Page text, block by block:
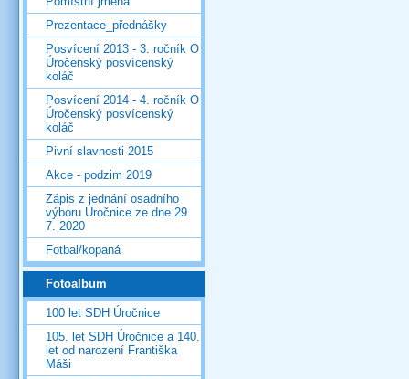
Prezentace_přednášky
Posvícení 2013 - 3. ročník O
Úročenský posvícenský
koláč
Posvícení 2014 - 4. ročník O
Úročenský posvícenský
koláč
Pivní slavnosti 2015
Akce - podzim 2019
Zápis z jednání osadního
výboru Úročnice ze dne 29.
7. 2020
Fotbal/kopaná
Fotoalbum
100 let SDH Úročnice
105. let SDH Úročnice a 140.
let od narození Františka
Máši